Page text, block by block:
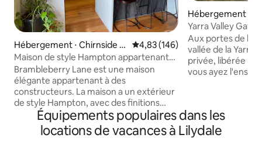
Hébergement ⋅ Chirnside P
ark
Évaluation moyenne sur la
4,83 (146)
Maison de style Hampton appartenant
aux constructeurs - Chirnside
Brambleberry Lane est une maison
élégante appartenant à des
constructeurs. La maison a un extérieur
de style Hampton, avec des finitions
intérieures modernes, notamment des
planchers de bois franc, des carreaux du
sol au plafond dans la salle de bain, une
Hébergement ⋅
Yarra Valley
Aux portes de la
vallée de la Yarra,
privée, libérée
vous ayez
festival, des
animaux de
de vin et des
Équipements populaires dans les
locations de vacances à Lilydale